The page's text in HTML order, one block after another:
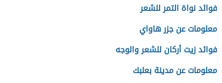
فوائد نواة التمر للشعر
معلومات عن جزر هاواي
فوائد زيت أركان للشعر والوجه
معلومات عن مدينة بعلبك